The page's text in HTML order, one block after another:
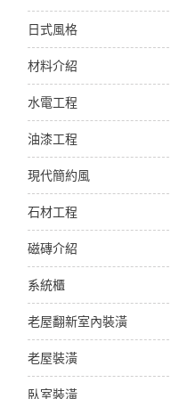
日式風格
材料介紹
水電工程
油漆工程
現代簡約風
石材工程
磁磚介紹
系統櫃
老屋翻新室內裝潢
老屋裝潢
臥室裝潢